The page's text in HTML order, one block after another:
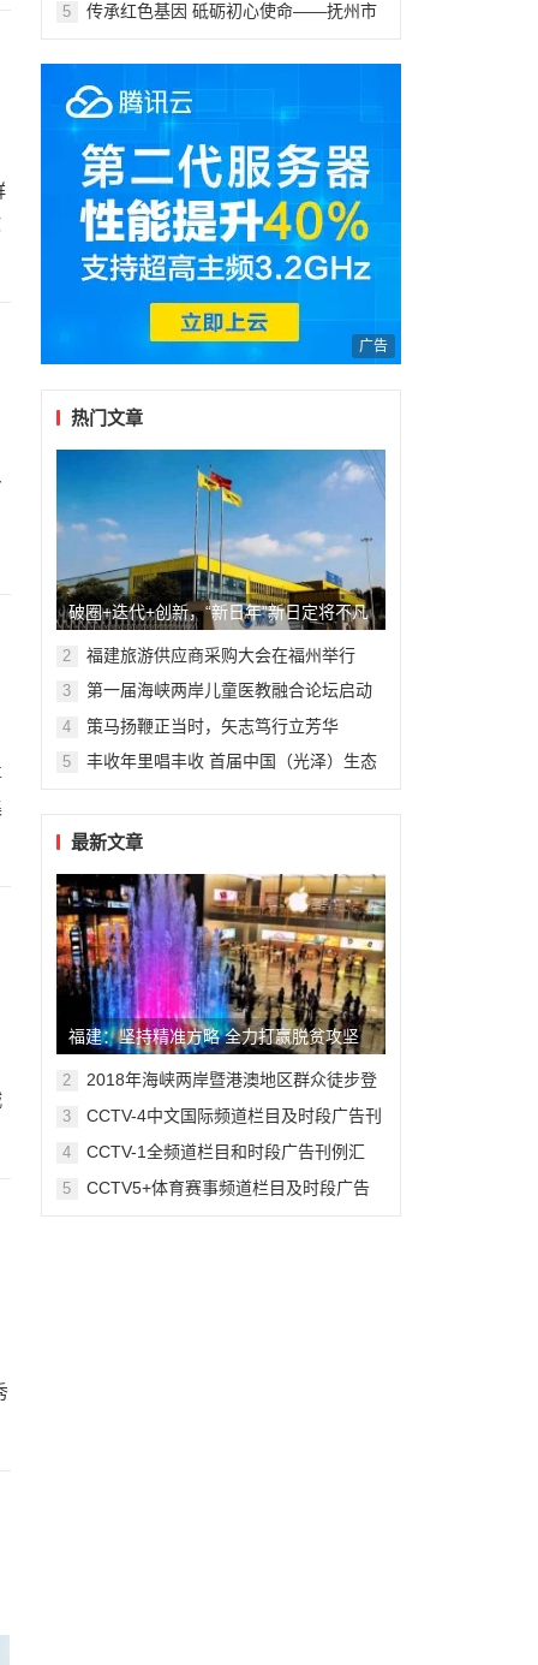
5
传承红色基因 砥砺初心使命——抚州市
广告
热门文章
破圈+迭代+创新，“新日年”新日定将不凡
2 福建旅游供应商采购大会在福州举行
3
第一届海峡两岸儿童医教融合论坛启动
4 策马扬鞭正当时，矢志笃行立芳华
5
丰收年里唱丰收 首届中国（光泽）生态
最新文章
福建：坚持精准方略 全力打赢脱贫攻坚
战
2
2018年海峡两岸暨港澳地区群众徒步登
3
CCTV-4中文国际频道栏目及时段广告刊
4
CCTV-1全频道栏目和时段广告刊例汇
5
CCTV5+体育赛事频道栏目及时段广告